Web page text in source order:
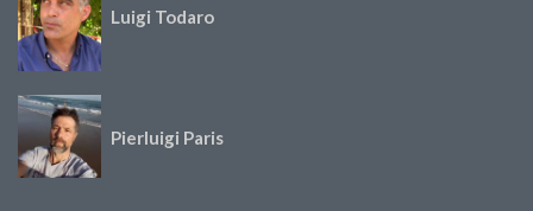
Luigi Todaro
Pierluigi Paris